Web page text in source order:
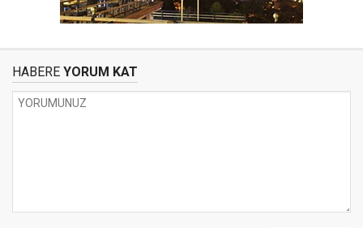
HABERE YORUM KAT